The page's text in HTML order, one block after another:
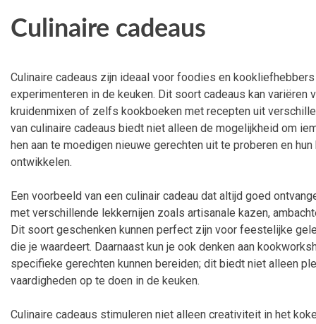
Culinaire cadeaus
Culinaire cadeaus zijn ideaal voor foodies en
experimenteren in de keuken. Dit soort cadeaus kan
kruidenmixen of zelfs kookboeken met recepten uit
van culinaire cadeaus biedt niet alleen de mogelijkheid om
hen aan te moedigen nieuwe gerechten uit te proberen en
ontwikkelen.
Een voorbeeld van een culinair cadeau dat altijd goed
met verschillende lekkernijen zoals artisanale kazen,
Dit soort geschenken kunnen perfect zijn voor feestelijke
die je waardeert. Daarnaast kun je ook denken aan
specifieke gerechten kunnen bereiden; dit biedt niet alleen
vaardigheden op te doen in de keuken.
Culinaire cadeaus stimuleren niet alleen creativiteit in het